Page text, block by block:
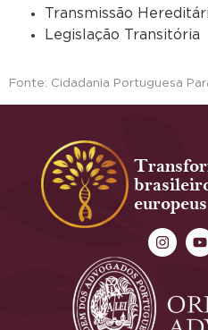
Transmissão
Legislação Transitória
Fonte: Cidadania Portuguesa
europeus